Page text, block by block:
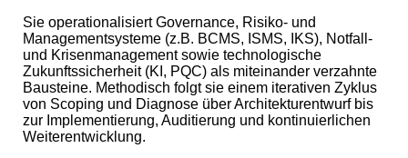
Sie operationalisiert Governance, Risiko‑ und
Managementsysteme (z.B. BCMS, ISMS, IKS), Notfall‑
und Krisenmanagement sowie technologische
Zukunftssicherheit (KI, PQC) als miteinander verzahnte
Bausteine. Methodisch folgt sie einem iterativen Zyklus
von Scoping und Diagnose über Architekturentwurf bis
zur Implementierung, Auditierung und kontinuierlichen
Weiterentwicklung.